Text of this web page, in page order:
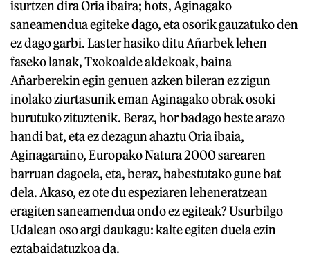
isurtzen dira Oria ibaira; hots, Aginagako
saneamendua egiteke dago, eta osorik gauzatuko den
ez dago garbi. Laster hasiko ditu Añarbek lehen
faseko lanak, Txokoalde aldekoak, baina
Añarberekin egin genuen azken bileran ez zigun
inolako ziurtasunik eman Aginagako obrak osoki
burutuko zituztenik. Beraz, hor badago beste arazo
handi bat, eta ez dezagun ahaztu Oria ibaia,
Aginagaraino, Europako Natura 2000 sarearen
barruan dagoela, eta, beraz, babestutako gune bat
dela. Akaso, ez ote du espeziaren leheneratzean
eragiten saneamendua ondo ez egiteak? Usurbilgo
Udalean oso argi daukagu: kalte egiten duela ezin
eztabaidatuzkoa da.